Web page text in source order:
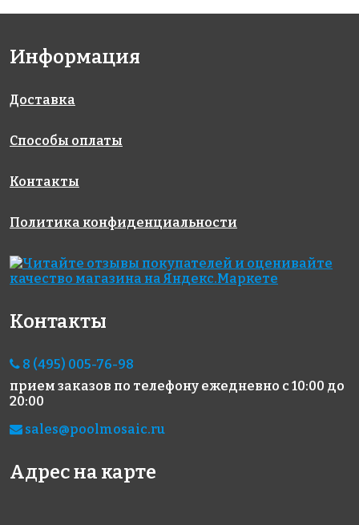
AKP008
300x300
AKP010
300x300
AKP023
AKP001
5600 руб./м²
AKP004
5600 руб./м²
5600 руб./м²
Информация
Доставка
Способы оплаты
Контакты
Политика конфиденциальности
Контакты
8 (495) 005-76-98
прием заказов по телефону ежедневно с 10:00 до
20:00
sales@poolmosaic.ru
Адрес на карте